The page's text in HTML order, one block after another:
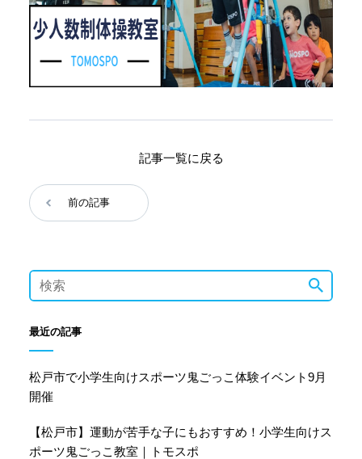
前の記事
記事一覧に戻る
最近の記事
松戸市で小学生向けスポーツ鬼ごっこ体験イベント9月
開催
【松戸市】運動が苦手な子にもおすすめ！小学生向けス
ポーツ鬼ごっこ教室｜トモスポ